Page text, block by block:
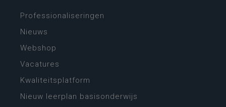
Professionaliseringen
Nieuws
Webshop
Vacatures
Kwaliteitsplatform
Nieuw leerplan basisonderwijs